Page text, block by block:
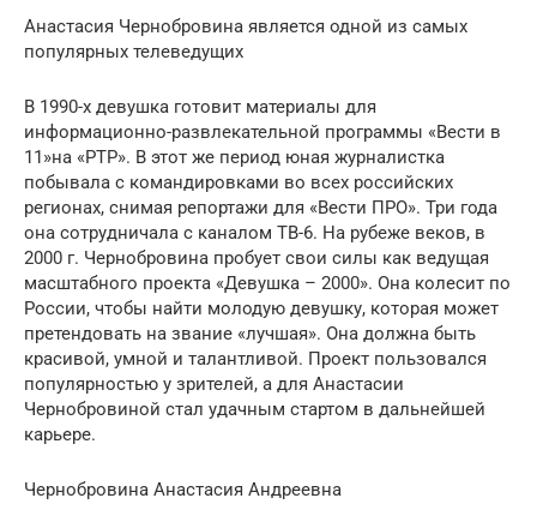
Анастасия Чернобровина является одной из самых
популярных телеведущих
В 1990-х девушка готовит материалы для
информационно-развлекательной программы «Вести в
11»на «РТР». В этот же период юная журналистка
побывала с командировками во всех российских
регионах, снимая репортажи для «Вести ПРО». Три года
она сотрудничала с каналом ТВ-6. На рубеже веков, в
2000 г. Чернобровина пробует свои силы как ведущая
масштабного проекта «Девушка – 2000». Она колесит по
России, чтобы найти молодую девушку, которая может
претендовать на звание «лучшая». Она должна быть
красивой, умной и талантливой. Проект пользовался
популярностью у зрителей, а для Анастасии
Чернобровиной стал удачным стартом в дальнейшей
карьере.
Чернобровина Анастасия Андреевна